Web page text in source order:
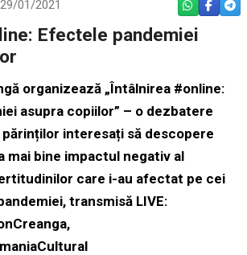
01/2021 WHATSAPP
Efectele pandemiei
organizează „Întâlnirea #online:
asupra copiilor” – o dezbatere
interesați să descopere
mai bine impactul negativ al
care i-au afectat pe cei
transmisă LIVE: